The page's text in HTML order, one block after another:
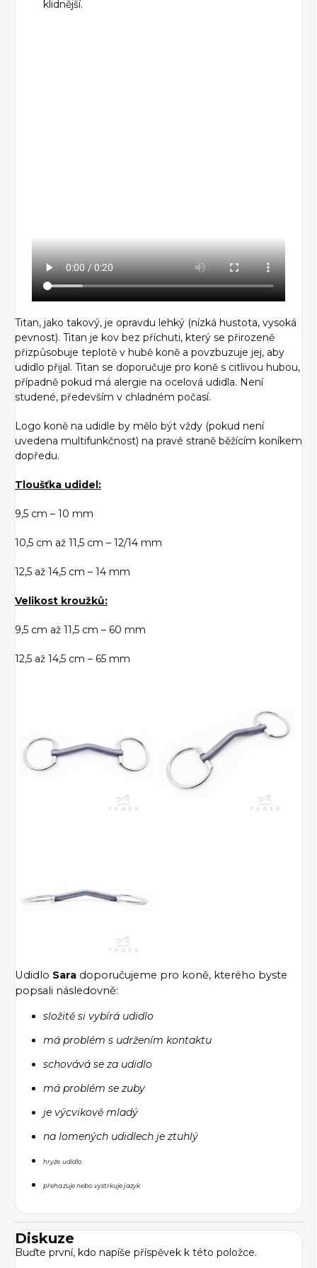
klidnější.
Titan, jako takový, je opravdu lehký (nízká hustota, vysoká
pevnost). Titan je kov bez příchuti, který se přirozeně
přizpůsobuje teplotě v hubě koně a povzbuzuje jej, aby
udidlo přijal. Titan se doporučuje pro koně s citlivou hubou,
případně pokud má alergie na ocelová udidla. Není
studené, především v chladném počasí.
Logo koně na udidle by mělo být vždy (pokud není
uvedena multifunkčnost) na pravé straně běžícím koníkem
dopředu.
Tloušťka udidel:
9,5 cm – 10 mm
10,5 cm až 11,5 cm – 12/14 mm
12,5 až 14,5 cm – 14 mm
Velikost kroužků:
9,5 cm až 11,5 cm – 60 mm
12,5 až 14,5 cm – 65 mm
Udidlo Sara doporučujeme pro koně, kterého byste
popsali následovně:
složitě si vybírá udidlo
má problém s udržením kontaktu
schovává se za udidlo
má problém se zuby
je výcvikově mladý
na lomených udidlech je ztuhlý
hryže udidlo
přehazuje nebo vystrkuje jazyk
Diskuze
Buďte první, kdo napíše příspěvek k této položce.